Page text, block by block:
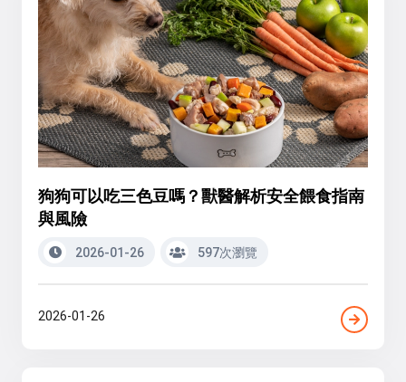
狗狗可以吃三色豆嗎？獸醫解析安全餵食指南
與風險
2026-01-26 597次瀏覽
2026-01-26